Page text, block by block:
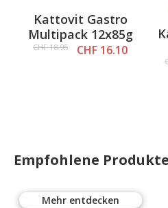
out of 5 stars
Kattovit Gastro
Multipack 12x85g
CHF 18.95 CHF 16.10
Empfohlene Produkte
Mehr entdecken